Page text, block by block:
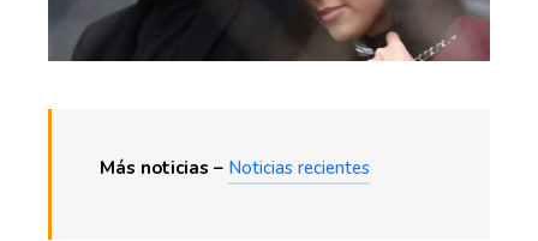
Más noticias – Noticias recientes